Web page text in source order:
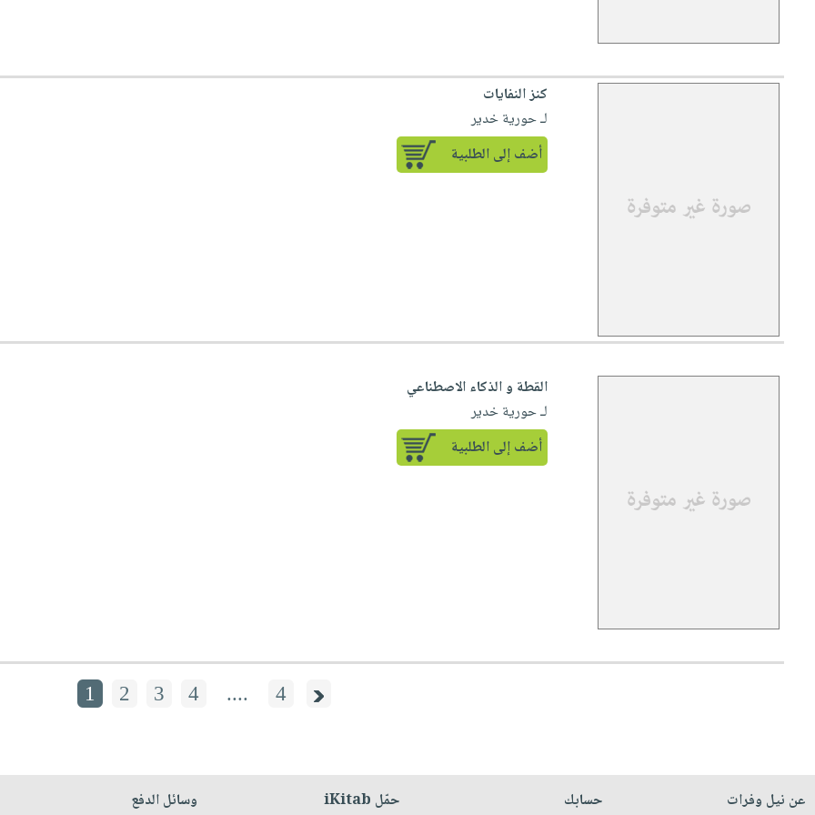
كنز النفايات
لـ حورية خدير
أضف إلى الطلبية
القطة و الذكاء الاصطناعي
لـ حورية خدير
أضف إلى الطلبية
1 2 3 4 .... 4
عن نيل وفرات حسابك حمّل iKitab وسائل الدفع